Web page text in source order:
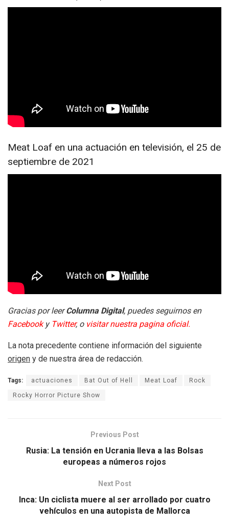
Meat Loaf en una actuación en televisión, el 25 de
septiembre de 2021
Gracias por leerColumna Digital, puedes seguirnos en
Facebooky Twitter, o visitar nuestra pagina oficial.
La nota precedente contiene información del siguiente
origen y de nuestra área de redacción.
Tags: actuaciones Bat Out of Hell Meat Loaf Rock
Rocky Horror Picture Show
Previous Post
Rusia: La tensión en Ucrania lleva a las Bolsas
europeas a números rojos
Next Post
Inca: Un ciclista muere al ser arrollado por cuatro
vehículos en una autopista de Mallorca